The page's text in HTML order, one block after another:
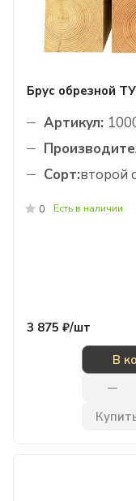
Брус обрезной
Артикул:
Сорт:второй
0 Есть в наличии
3 875 ₽/шт
В